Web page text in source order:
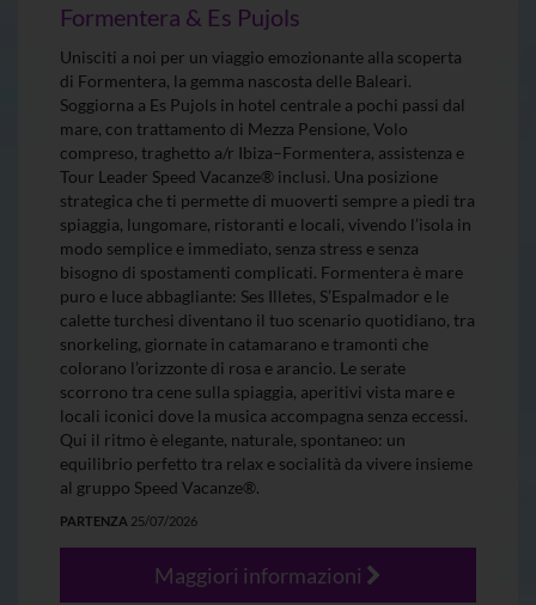
Formentera & Es Pujols
Unisciti a noi per un viaggio emozionante alla scoperta
di Formentera, la gemma nascosta delle Baleari.
Soggiorna a Es Pujols in hotel centrale a pochi passi dal
mare, con trattamento di Mezza Pensione, Volo
compreso, traghetto a/r Ibiza–Formentera, assistenza e
Tour Leader Speed Vacanze® inclusi. Una posizione
strategica che ti permette di muoverti sempre a piedi tra
spiaggia, lungomare, ristoranti e locali, vivendo l’isola in
modo semplice e immediato, senza stress e senza
bisogno di spostamenti complicati. Formentera è mare
puro e luce abbagliante: Ses Illetes, S’Espalmador e le
calette turchesi diventano il tuo scenario quotidiano, tra
snorkeling, giornate in catamarano e tramonti che
colorano l’orizzonte di rosa e arancio. Le serate
scorrono tra cene sulla spiaggia, aperitivi vista mare e
locali iconici dove la musica accompagna senza eccessi.
Qui il ritmo è elegante, naturale, spontaneo: un
equilibrio perfetto tra relax e socialità da vivere insieme
al gruppo Speed Vacanze®.
PARTENZA 25/07/2026
Maggiori informazioni